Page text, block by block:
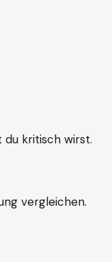
du kritisch wirst.
vergleichen.